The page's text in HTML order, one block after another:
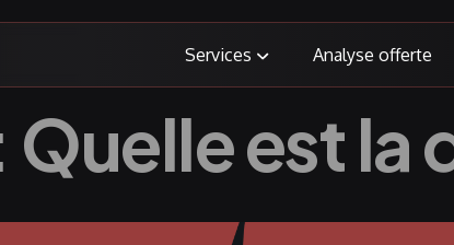
Services Analyse offerte
Quelle est